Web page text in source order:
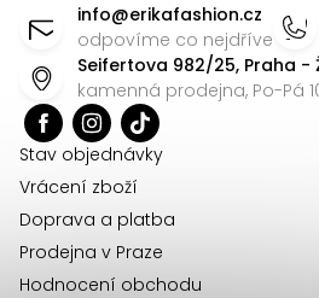
info@erikafashion.cz
odpovíme co nejdříve
Seifertova 982/25, Praha -
kamenná prodejna, Po-Pá
Stav objednávky
Vrácení zboží
Doprava a platba
Prodejna v Praze
Hodnocení obchodu